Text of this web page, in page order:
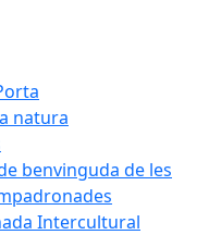
natura
benvinguda de les
Intercultural